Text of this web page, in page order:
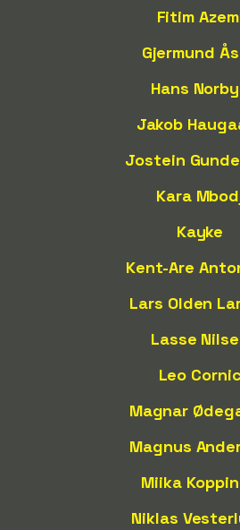
Fitim
Gjermund
Hans
Jakob
Jostein
Kara
Kayke
Kent-Are
Lars Olden
Lasse
Leo Cornic
Magnar
Magnus
Miika
Niklas